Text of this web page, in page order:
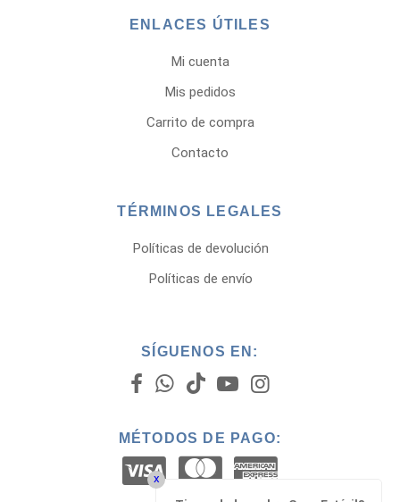
ENLACES ÚTILES
Mi cuenta
Mis pedidos
Carrito de compra
Contacto
TÉRMINOS LEGALES
Políticas de devolución
Políticas de envío
SÍGUENOS EN:
MÉTODOS DE PAGO:
x